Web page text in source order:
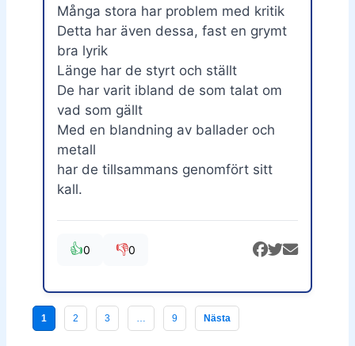
Många stora har problem med kritik
Detta har även dessa, fast en grymt
bra lyrik
Länge har de styrt och ställt
De har varit ibland de som talat om
vad som gällt
Med en blandning av ballader och
metall
har de tillsammans genomfört sitt
kall.
👍0 👎0
1 2 3 … 9 Nästa